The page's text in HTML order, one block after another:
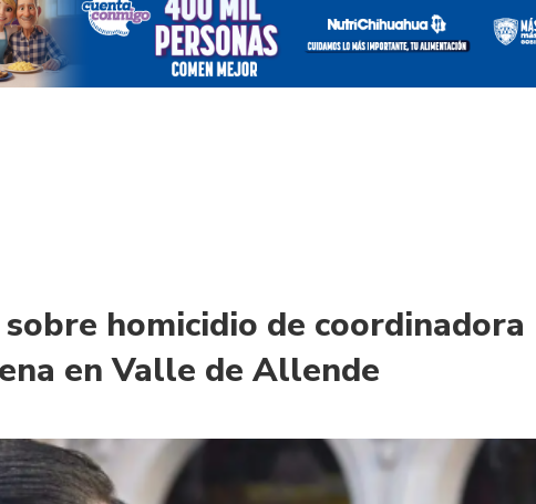
homicidio de coordinadora
en Valle de Allende